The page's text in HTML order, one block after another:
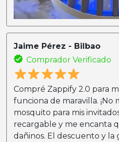
Jaime Pérez - Bilbao
Comprador Verificado
Compré Zappify 2.0 para
funciona de maravilla. ¡No
mosquito para mis
recargable y me encanta
dañinos. El descuento y la